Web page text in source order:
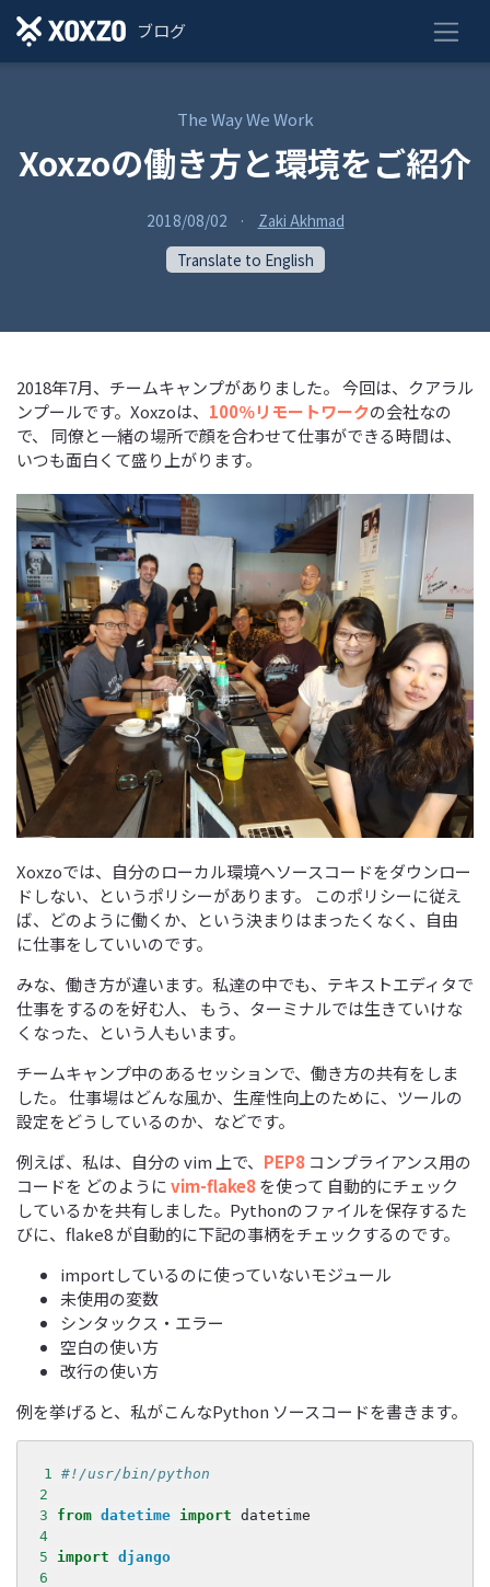
ブログ
The Way We Work
Xoxzoの働き方と環境をご紹介
2018/08/02 ·
Zaki Akhmad
Translate to English
2018年7月、チームキャンプがありました。 今回は、クアラル
ンプールです。Xoxzoは、 100％リモートワークの会社なの
で、 同僚と一緒の場所で顔を合わせて仕事ができる時間は、
いつも面白くて盛り上がります。
Xoxzoでは、自分のローカル環境へソースコードをダウンロー
ドしない、というポリシーがあります。 このポリシーに従え
ば、どのように働くか、という決まりはまったくなく、自由
に仕事をしていいのです。
みな、働き方が違います。私達の中でも、テキストエディタで
仕事をするのを好む人、 もう、ターミナルでは生きていけな
くなった、という人もいます。
チームキャンプ中のあるセッションで、働き方の共有をしま
した。 仕事場はどんな風か、生産性向上のために、ツールの
設定をどうしているのか、などです。
例えば、私は、自分の vim 上で、 PEP8 コンプライアンス用の
コードを どのようにvim-flake8を使って 自動的にチェック
しているかを共有しました。Pythonのファイルを保存するた
びに、flake8 が自動的に下記の事柄をチェックするのです。
importしているのに使っていないモジュール
未使用の変数
シンタックス・エラー
空白の使い方
改行の使い方
例を挙げると、私がこんなPython ソースコードを書きます。
1
#!/usr/bin/python
2
3
from datetime import datetime
4
5
import django
6